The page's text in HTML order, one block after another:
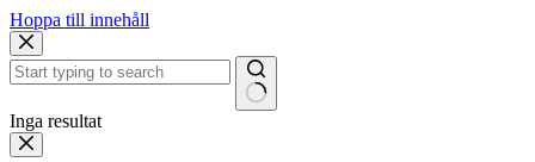
Hoppa till innehåll
Inga resultat